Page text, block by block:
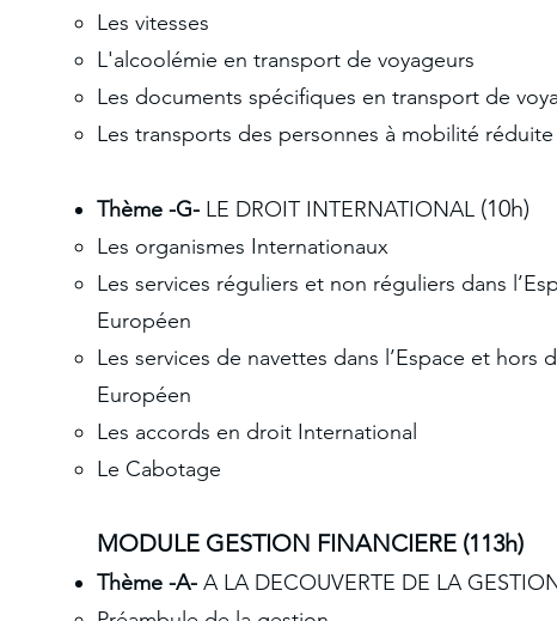
Les vitesses
L'alcoolémie en transport de voyageurs
Les documents spécifiques en transport de
Les transports des personnes à mobilité réduite
Thème -G- LE DROIT INTERNATIONAL (10h)
Les organismes Internationaux
Les services réguliers et non réguliers dans
Européen
Les services de navettes dans l’Espace et hors
Européen
Les accords en droit International
Le Cabotage
MODULE GESTION FINANCIERE (113h)​
Thème -A- A LA DECOUVERTE DE LA